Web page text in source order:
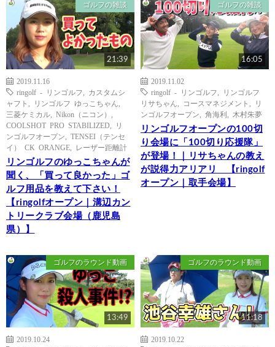
ゴルフの雑談
21:39
2019.11.16
ringolf - リンゴルフ
カスタムシ
ャフト
リンゴルフ ゆっこちゃん
三菱ケミカル
Nikon（ニコン）
COOLSHOT PRO STABILIZED
リ
ンゴルフオープン
TENSEI（テンセ
イ） CK ORANGE
レーザー距離計
リンゴルフのゆっこちゃんが
聞く、「買って良かった」ゴ
ルフ用品を教えて下さい！
【ringolfオープン｜溝辺カン
トリークラブ会場（鹿児島
県）】
ゴルフの雑談
16:05
2019.11.02
ringolf - リンゴルフ
リンゴルフ
リサちゃん
コースマネジメント
リ
ンゴルフオープン
角海利 木村朱夢
リンゴルフオープンの100切
り会場に「100切り応援隊」
が登場！｜リサちゃんの教え
が説得力アリアリ 【ringolf
オープン｜取手会場】
ゴルフのラウンド動画
13:49
2019.10.24
ゴルフのラウンド動画
11:18
2019.10.22